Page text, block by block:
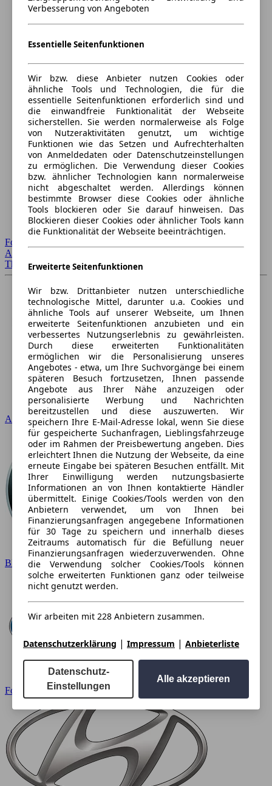
Forum Startseite
Alle Auto-Foren
Themen-Forum
Audi
BMW
Ford
Verbesserung von Angeboten
Essentielle Seitenfunktionen
Wir bzw. diese Anbieter nutzen Cookies oder
ähnliche Tools und Technologien, die für die
essentielle Seitenfunktionen erforderlich sind und
die einwandfreie Funktionalität der Webseite
sicherstellen. Sie werden normalerweise als Folge
von Nutzeraktivitäten genutzt, um wichtige
Funktionen wie das Setzen und Aufrechterhalten
von Anmeldedaten oder Datenschutzeinstellungen
zu ermöglichen. Die Verwendung dieser Cookies
bzw. ähnlicher Technologien kann normalerweise
nicht abgeschaltet werden. Allerdings können
bestimmte Browser diese Cookies oder ähnliche
Tools blockieren oder Sie darauf hinweisen. Das
Blockieren dieser Cookies oder ähnlicher Tools kann
die Funktionalität der Webseite beeinträchtigen.
Erweiterte Seitenfunktionen
Wir bzw. Drittanbieter nutzen unterschiedliche
technologische Mittel, darunter u.a. Cookies und
ähnliche Tools auf unserer Webseite, um Ihnen
erweiterte Seitenfunktionen anzubieten und ein
verbessertes Nutzungserlebnis zu gewährleisten.
Durch diese erweiterten Funktionalitäten
ermöglichen wir die Personalisierung unseres
Angebotes - etwa, um Ihre Suchvorgänge bei einem
späteren Besuch fortzusetzen, Ihnen passende
Angebote aus Ihrer Nähe anzuzeigen oder
personalisierte Werbung und Nachrichten
bereitzustellen und diese auszuwerten. Wir
speichern Ihre E-Mail-Adresse lokal, wenn Sie diese
für gespeicherte Suchanfragen, Lieblingsfahrzeuge
oder im Rahmen der Preisbewertung angeben. Dies
erleichtert Ihnen die Nutzung der Webseite, da eine
erneute Eingabe bei späteren Besuchen entfällt. Mit
Ihrer Einwilligung werden nutzungsbasierte
Informationen an von Ihnen kontaktierte Händler
übermittelt. Einige Cookies/Tools werden von den
Anbietern verwendet, um von Ihnen bei
Finanzierungsanfragen angegebene Informationen
für 30 Tage zu speichern und innerhalb dieses
Zeitraums automatisch für die Befüllung neuer
Finanzierungsanfragen wiederzuverwenden. Ohne
die Verwendung solcher Cookies/Tools können
solche erweiterten Funktionen ganz oder teilweise
nicht genutzt werden.
Wir arbeiten mit 228 Anbietern zusammen.
Datenschutzerklärung | Impressum | Anbieterliste
Datenschutz-
Einstellungen
Alle akzeptieren